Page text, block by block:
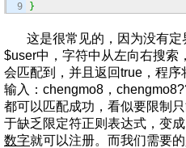
}
这是很常见的，因为没有
$user中，字符中从左向右搜索
会匹配到，并且返回true，程
输入：chengmo8，
都可以匹配成功，看似要限制
于缺乏限定符正则表达式，变成
数字就可以注册。而我们需要